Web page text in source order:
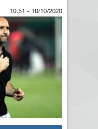
10/10/2020 - 10:51